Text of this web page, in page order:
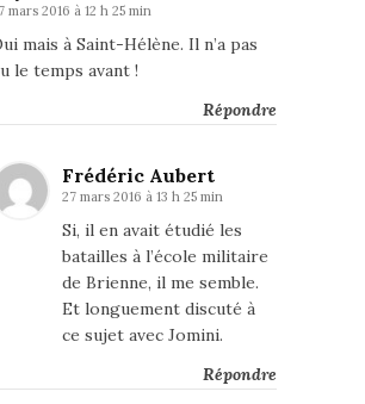
mars 2016 à 12 h 25 min
mais à Saint-Hélène. Il n’a pas
le temps avant !
Répondre
Frédéric Aubert
27 mars 2016 à 13 h 25 min
Si, il en avait étudié les
batailles à l’école militaire
de Brienne, il me semble.
Et longuement discuté à
ce sujet avec Jomini.
Répondre